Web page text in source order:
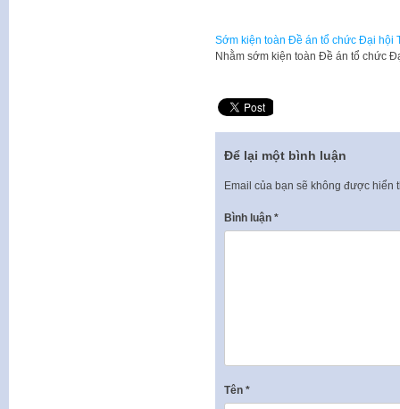
Sớm kiện toàn Đề án tổ chức Đại hội
Nhằm sớm kiện toàn Đề án tổ chức
Để lại một bình luận
Email của bạn sẽ không được hiển
Bình luận *
Tên *